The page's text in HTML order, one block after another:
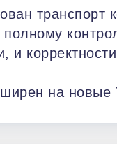
транспорт
и
на новые